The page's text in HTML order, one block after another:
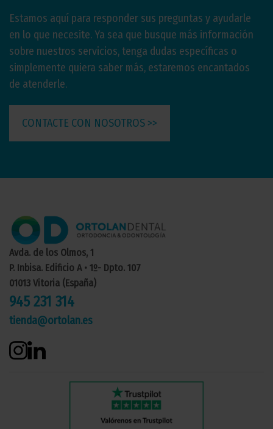
Estamos aquí para responder sus preguntas y ayudarle
en lo que necesite. Ya sea que busque más información
sobre nuestros servicios, tenga dudas específicas o
simplemente quiera saber más, estaremos encantados
de atenderle.
CONTACTE CON NOSOTROS >>
Avda. de los Olmos, 1
P. Inbisa. Edificio A • 1º- Dpto. 107
01013 Vitoria (España)
945 231 314
tienda@ortolan.es